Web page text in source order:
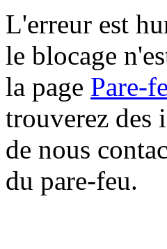
L'erreur est
le blocage
la page Pare-
trouverez des
de nous
du pare-feu.